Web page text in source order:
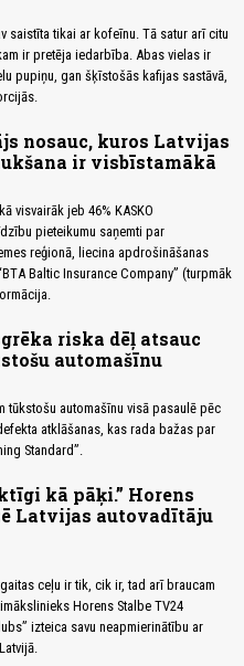
saistīta tikai ar kofeīnu. Tā satur arī citu
ir pretēja iedarbība. Abas vielas ir
pupiņu, gan šķīstošās kafijas sastāvā,
nosauc, kuros Latvijas
ir visbīstamākā
visvairāk jeb 46% KASKO
pieteikumu saņemti par
reģionā, liecina apdrošināšanas
Baltic Insurance Company” (turpmāk
riska dēļ atsauc
automašīnu
tūkstošu automašīnu visā pasaulē pēc
atklāšanas, kas rada bažas par
Standard”.
kā pāķi.” Horens
Latvijas autovadītāju
ceļu ir tik, cik ir, tad arī braucam
Horens Stalbe TV24
izteica savu neapmierinātību ar